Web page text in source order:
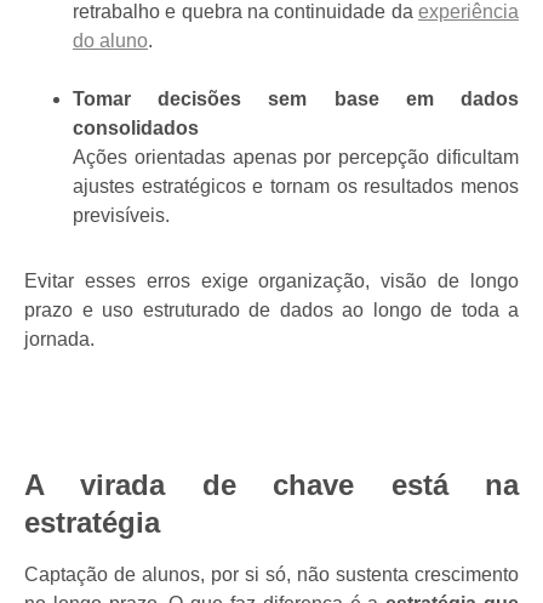
retrabalho e quebra na continuidade da experiência
do aluno.
Tomar decisões sem base em dados
consolidados
Ações orientadas apenas por percepção dificultam
ajustes estratégicos e tornam os resultados menos
previsíveis.
Evitar esses erros exige organização, visão de longo
prazo e uso estruturado de dados ao longo de toda a
jornada.
A virada de chave está na
estratégia
Captação de alunos, por si só, não sustenta crescimento